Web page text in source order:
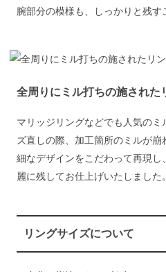
腕部分の模様も、しっかりと残す
全周りにミル打ちの施された
マリッジリングなどでも人気の
ズ直しの際、加工箇所のミルが
細なデザインをこだわって再現
麗に残してお仕上げいたしました。
リングサイズについて